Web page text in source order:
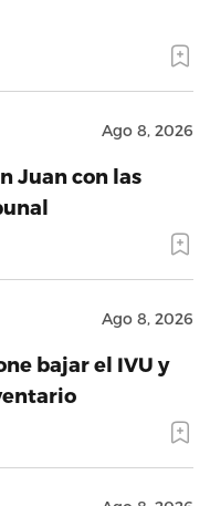
Ago 8, 2026
Juan con las
Ago 8, 2026
bajar el IVU y